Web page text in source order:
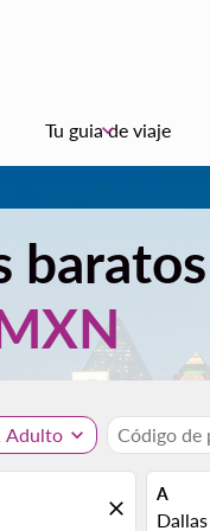
Tu guia de viaje
keyboard_arrow_down
Adulto expand_more Código de
close
A